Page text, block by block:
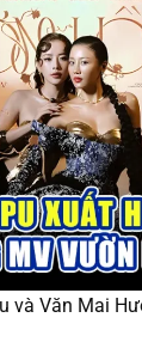
và Văn Mai